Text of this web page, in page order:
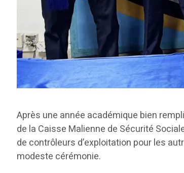
Après une année académique bien
de la Caisse Malienne de Sécurité
de contrôleurs d’exploitation pour les
modeste cérémonie.